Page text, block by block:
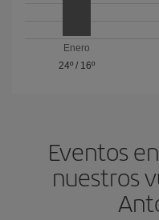
Enero
24º/ 16º
Eventos
nuestros